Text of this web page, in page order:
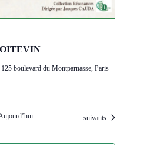
125 boulevard du Montparnasse, Paris
Évènements
suivants